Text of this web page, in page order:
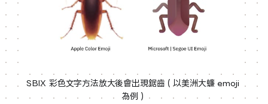
SBIX 彩色文字方法放大後會出現鋸齒（以美洲大蠊 emoji
為例）